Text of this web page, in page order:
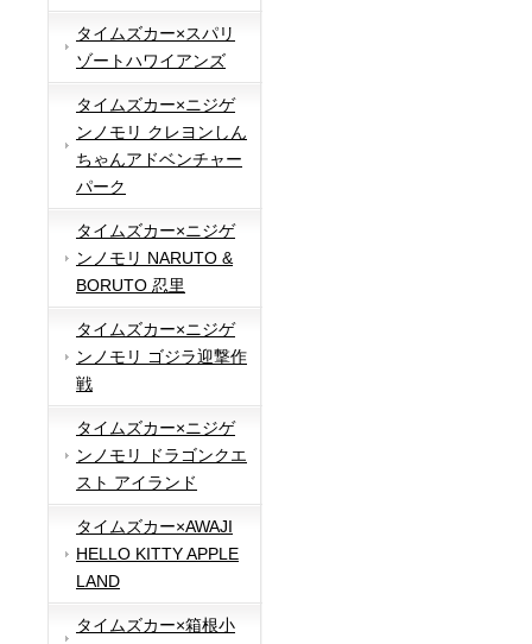
タイムズカー×スパリ
ゾートハワイアンズ
タイムズカー×ニジゲ
ンノモリ クレヨンしん
ちゃんアドベンチャー
パーク
タイムズカー×ニジゲ
ンノモリ NARUTO &
BORUTO 忍里
タイムズカー×ニジゲ
ンノモリ ゴジラ迎撃作
戦
タイムズカー×ニジゲ
ンノモリ ドラゴンクエ
スト アイランド
タイムズカー×AWAJI
HELLO KITTY APPLE
LAND
タイムズカー×箱根小